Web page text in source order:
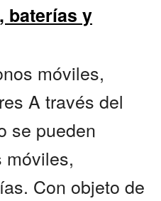
baterías y
móviles,
A través del
se pueden
móviles,
Con objeto de